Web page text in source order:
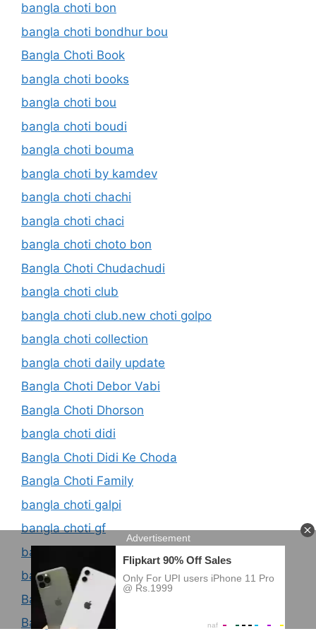
bangla choti bon
bangla choti bondhur bou
Bangla Choti Book
bangla choti books
bangla choti bou
bangla choti boudi
bangla choti bouma
bangla choti by kamdev
bangla choti chachi
bangla choti chaci
bangla choti choto bon
Bangla Choti Chudachudi
bangla choti club
bangla choti club.new choti golpo
bangla choti collection
bangla choti daily update
Bangla Choti Debor Vabi
Bangla Choti Dhorson
bangla choti didi
Bangla Choti Didi Ke Choda
Bangla Choti Family
bangla choti galpi
bangla choti gf
bangla choti gf bf
bangla choti golpl
Bangla Choti Golpo
Bangla Choti Golpo 2021